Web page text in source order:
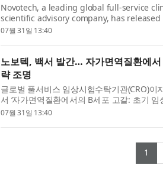
Novotech, a leading global full-service
scientific advisory company, has
Autoimmune Disease: Considerations for
07월 31일 13:40
노보텍, 백서 발간… 자가면역질환에
략 조명
글로벌 풀서비스 임상시험수탁기관(CRO)
서 ‘자가면역질환에서의 B세포 고갈: 초기
차세대 B세포 고갈 치료제의 초기 임상...
07월 31일 13:40
1